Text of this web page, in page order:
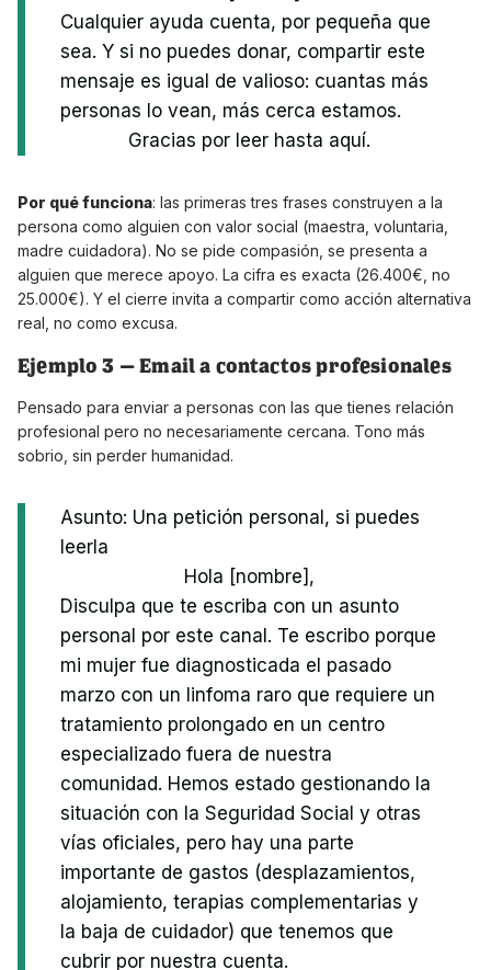
Cualquier ayuda cuenta, por pequeña que
sea. Y si no puedes donar, compartir este
mensaje es igual de valioso: cuantas más
personas lo vean, más cerca estamos.
Gracias por leer hasta aquí.
Por qué funciona: las primeras tres frases construyen a la
persona como alguien con valor social (maestra, voluntaria,
madre cuidadora). No se pide compasión, se presenta a
alguien que merece apoyo. La cifra es exacta (26.400€, no
25.000€). Y el cierre invita a compartir como acción alternativa
real, no como excusa.
Ejemplo 3 — Email a contactos profesionales
Pensado para enviar a personas con las que tienes relación
profesional pero no necesariamente cercana. Tono más
sobrio, sin perder humanidad.
Asunto: Una petición personal, si puedes
leerla
Hola [nombre],
Disculpa que te escriba con un asunto
personal por este canal. Te escribo porque
mi mujer fue diagnosticada el pasado
marzo con un linfoma raro que requiere un
tratamiento prolongado en un centro
especializado fuera de nuestra
comunidad. Hemos estado gestionando la
situación con la Seguridad Social y otras
vías oficiales, pero hay una parte
importante de gastos (desplazamientos,
alojamiento, terapias complementarias y
la baja de cuidador) que tenemos que
cubrir por nuestra cuenta.